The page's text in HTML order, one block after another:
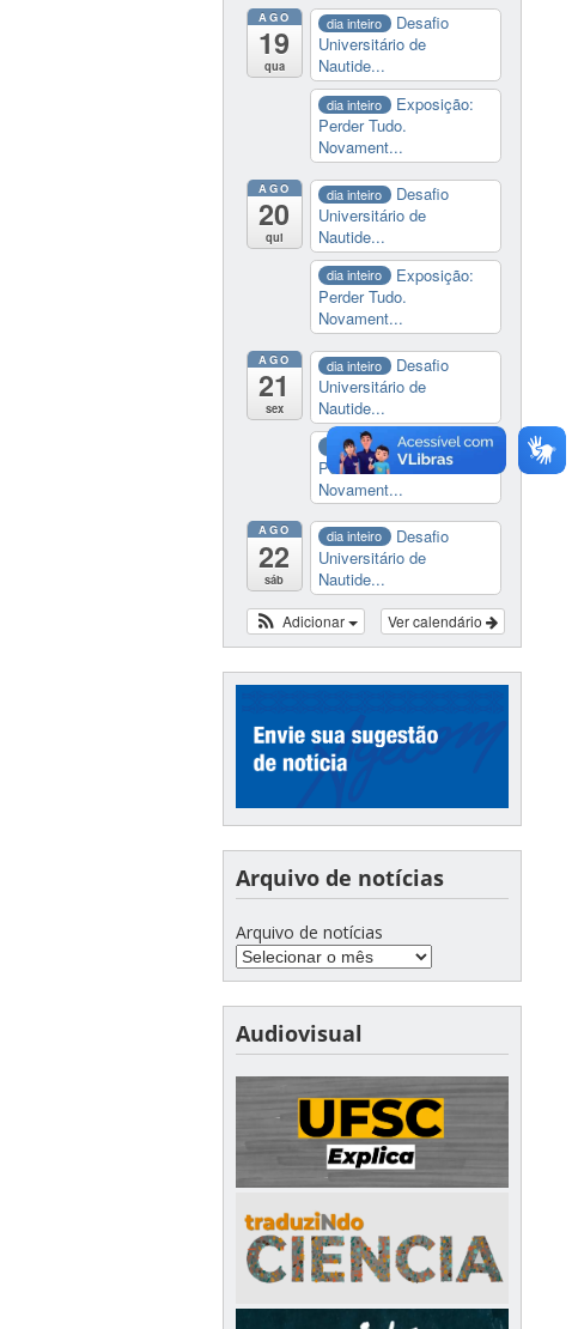
AGO
19
qua
dia inteiro
Desafio
Universitário de
Nautide...
dia inteiro
Exposição:
Perder Tudo.
Novament...
AGO
20
qui
dia inteiro
Desafio
Universitário de
Nautide...
dia inteiro
Exposição:
Perder Tudo.
Novament...
AGO
21
sex
dia inteiro
Desafio
Universitário de
Nautide...
dia inteiro
Exposição:
Perder Tudo.
Novament...
AGO
22
sáb
dia inteiro
Desafio
Universitário de
Nautide...
Ver calendário
Adicionar
Arquivo de notícias
Arquivo de notícias
Audiovisual